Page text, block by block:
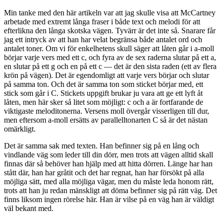
Min tanke med den här artikeln var att jag skulle visa att McCartney
arbetade med extremt långa fraser i både text och melodi för att
efterlikna den långa skotska vägen. Tyvärr är det inte så. Snarare får
jag ett intryck av att han har velat begränsa både antalet ord och
antalet toner. Om vi för enkelhetens skull säger att låten går i a-moll
börjar varje vers med ett c, och fyra av de sex raderna slutar på ett a,
en slutar på ett g och en på ett c — det är den sista raden (ett av flera
krön på vägen). Det är egendomligt att varje vers börjar och slutar
på samma ton. Och det är samma ton som sticket börjar med, ett
stick som går i C. Stickets uppgift brukar ju vara att ge ett lyft åt
låten, men här sker så litet som möjligt: c och a är fortfarande de
viktigaste meloditonerna. Versens moll övergår visserligen till dur,
men eftersom a-moll ersätts av parallelltonarten C så är det nästan
omärkligt.
Det är samma sak med texten. Han befinner sig på en lång och
vindlande väg som leder till din dörr, men trots att vägen alltid skall
finnas där så behöver han hjälp med att hitta dörren. Länge har han
stått där, han har gråtit och det har regnat, han har försökt på alla
möjliga sätt, med alla möjliga vägar, men du måste leda honom rätt,
trots att han ju redan mänskligt att döma befinner sig på rätt väg. Det
finns liksom ingen rörelse här. Han är vilse på en väg han är väldigt
väl bekant med.